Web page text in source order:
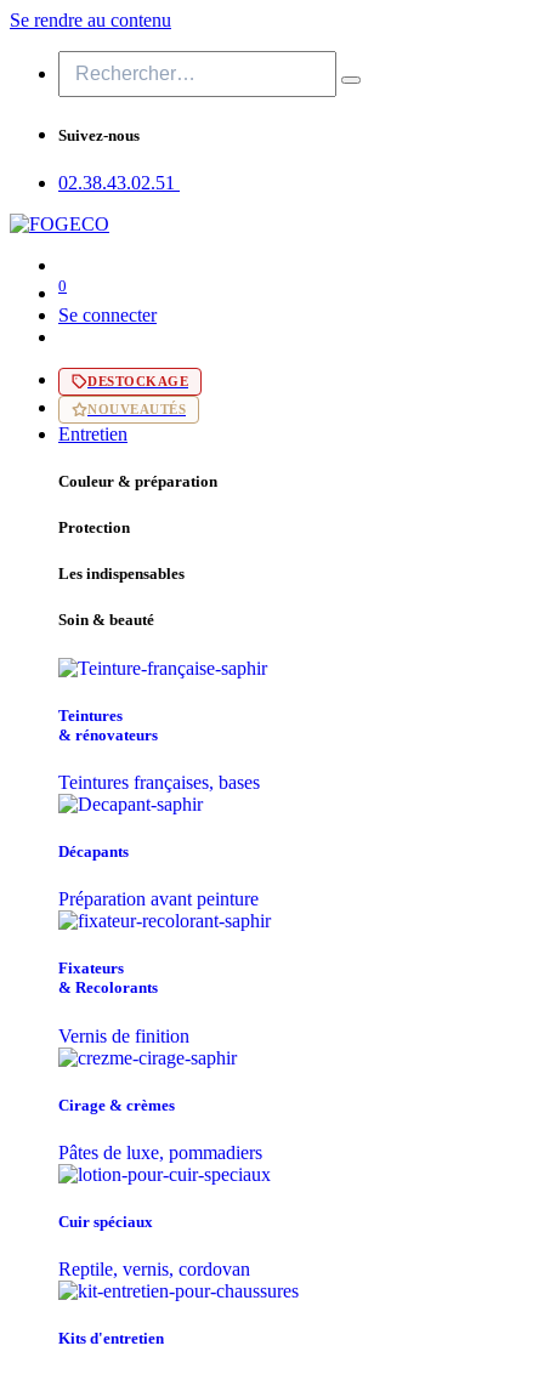
Se rendre au contenu
Suivez-nous
02.38.43​.02.51
0
Se connecter
DESTOCKAGE
NOUVEAUTÉS
Entretien
Couleur & préparation
Protection
Les indispensables
Soin & beauté
Teintu​res
& r​é​novateurs
Teintures françaises, bases
Décapants
Préparation avant peinture
Fixateurs
& Recolorants
Vernis de finition
Cirage & crèmes
Pâtes de luxe, pommadiers
Cuir spéciaux
Reptile, vernis, cordovan
Kits d'entretien